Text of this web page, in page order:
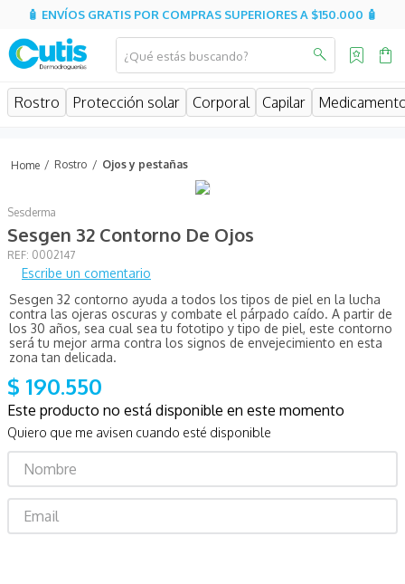
🧴 ENVÍOS GRATIS POR COMPRAS SUPERIORES A $150.000 🧴
¿Qué estás buscando?
Rostro Protección solar Corporal Capilar
Rostro Ojos y pestañas
Sesderma
Sesgen 32 Contorno De Ojos
: 0002147
Escribe un comentario
Sesgen 32 contorno ayuda a todos los tipos de piel en la lucha
contra las ojeras oscuras y combate el párpado caído. A partir de
los 30 años, sea cual sea tu fototipo y tipo de piel, este contorno
será tu mejor arma contra los signos de envejecimiento en esta
zona tan delicada.
$ 190.550
Este producto no está disponible en este momento
Quiero que me avisen cuando esté disponible
MÁS BUSCADOS